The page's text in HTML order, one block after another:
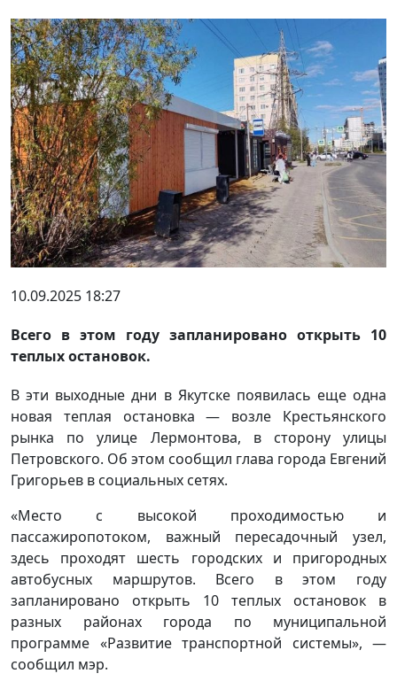
10.09.2025 18:27
Всего в этом году запланировано открыть 10
теплых остановок.
В эти выходные дни в Якутске появилась еще одна
новая теплая остановка — возле Крестьянского
рынка по улице Лермонтова, в сторону улицы
Петровского. Об этом сообщил глава города Евгений
Григорьев в социальных сетях.
«Место с высокой проходимостью и
пассажиропотоком, важный пересадочный узел,
здесь проходят шесть городских и пригородных
автобусных маршрутов. Всего в этом году
запланировано открыть 10 теплых остановок в
разных районах города по муниципальной
программе «Развитие транспортной системы», —
сообщил мэр.